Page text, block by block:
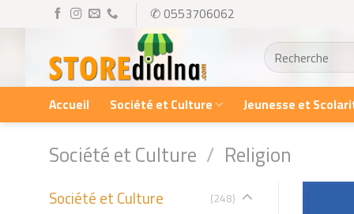
content
✆ 0553706062
Recherche
pour :
Accueil Société et Culture Jeunesse et
Société et Culture / Religion
Société et Culture (248)